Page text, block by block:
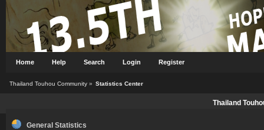
Home Help Search Login Register
Thailand Touhou Community» Statistics Center
Thailand
General Statistics